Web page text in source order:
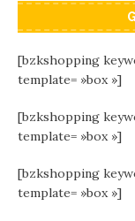
[bzkshopping
template= »box »]
[bzkshopping
template= »box »]
[bzkshopping
template= »box »]